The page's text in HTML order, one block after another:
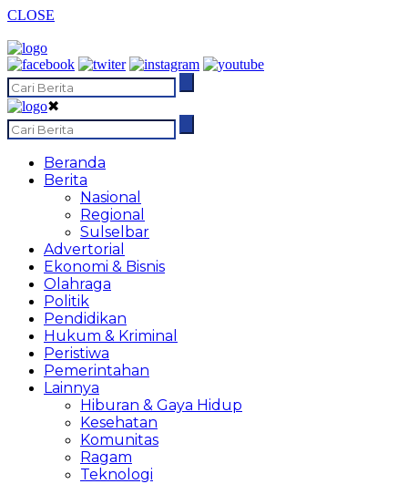
CLOSE
✖
Beranda
Berita
Nasional
Regional
Sulselbar
Advertorial
Ekonomi & Bisnis
Olahraga
Politik
Pendidikan
Hukum & Kriminal
Peristiwa
Pemerintahan
Lainnya
Hiburan & Gaya Hidup
Kesehatan
Komunitas
Ragam
Teknologi